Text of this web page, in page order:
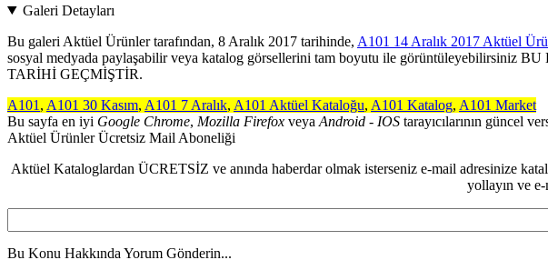
Galeri Detayları
Bu galeri Aktüel Ürünlertarafından, 8 Aralık 2017 tarihinde, A101 14 Aralık 2017 Aktüel
sosyal medyada paylaşabilir veya katalog görsellerini tam boyutu ile
TARİHİ GEÇMİŞTİR.
A101 , A101 30 Kasım, A101 7 Aralık, A101 Aktüel Kataloğu, A101 Katalog, A101 Market
Bu sayfa en iyi Google Chrome, Mozilla Firefox veya Android - IOS tarayıcılarının güncel
Aktüel Ürünler Ücretsiz Mail Aboneliği
Aktüel Kataloglardan ÜCRETSİZ ve anında haberdar olmak isterseniz e-mail adresinize
yollayın ve
Bu Konu Hakkında Yorum Gönderin...